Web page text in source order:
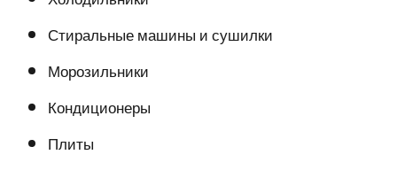
Стиральные машины и сушилки
Морозильники
Кондиционеры
Плиты